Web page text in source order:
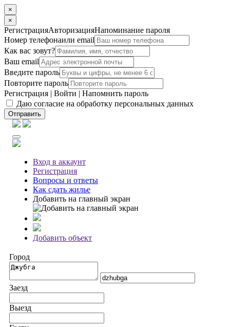
×
×
РегистрацияАвторизацияНапоминание пароля
Номер телефонаили email
Как вас зовут?
Ваш email
Введите пароль
Повторите пароль
Регистрация | Войти | Напомнить пароль
Даю согласие на обработку персональных данных
Отправить
Вход в аккаунт
Регистрация
Вопросы и ответы
Как сдать жилье
Добавить на главный экран
Добавить объект
Город
Заезд
Выезд